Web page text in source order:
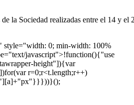
la Sociedad realizadas entre el 14 y el
style="width: 0; min-width: 100%
javascript">!function(){"use
height"]){var
r=0;r<t.length;r++)